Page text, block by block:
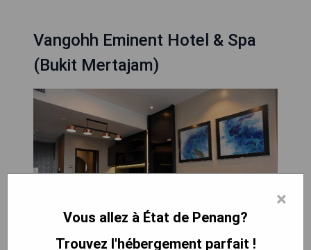
Vangohh Eminent Hotel & Spa
(Bukit Mertajam)
×
Vous allez à État de Penang?
Trouvez l'hébergement parfait !